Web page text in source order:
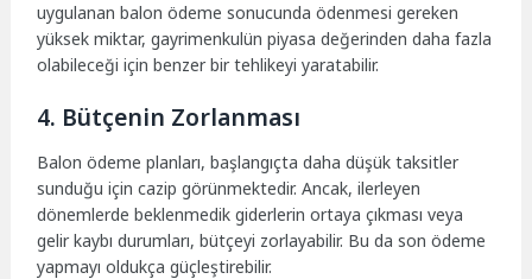
uygulanan balon ödeme sonucunda ödenmesi gereken
yüksek miktar, gayrimenkulün piyasa değerinden daha fazla
olabileceği için benzer bir tehlikeyi yaratabilir.
4. Bütçenin Zorlanması
Balon ödeme planları, başlangıçta daha düşük taksitler
sunduğu için cazip görünmektedir. Ancak, ilerleyen
dönemlerde beklenmedik giderlerin ortaya çıkması veya
gelir kaybı durumları, bütçeyi zorlayabilir. Bu da son ödeme
yapmayı oldukça güçleştirebilir.